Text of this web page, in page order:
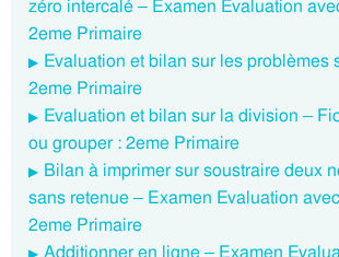
zéro intercalé – Examen Evaluation
2eme Primaire
Evaluation et bilan sur les problèmes
2eme Primaire
Evaluation et bilan sur la division –
ou grouper : 2eme Primaire
Bilan à imprimer sur soustraire deux
sans retenue – Examen Evaluation
2eme Primaire
Additionner en ligne – Examen